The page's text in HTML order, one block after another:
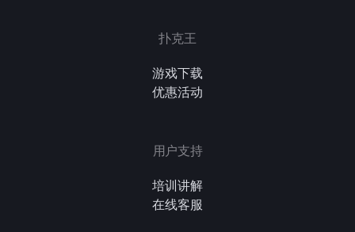
扑克王
游戏下载
优惠活动
用户支持
培训讲解
在线客服